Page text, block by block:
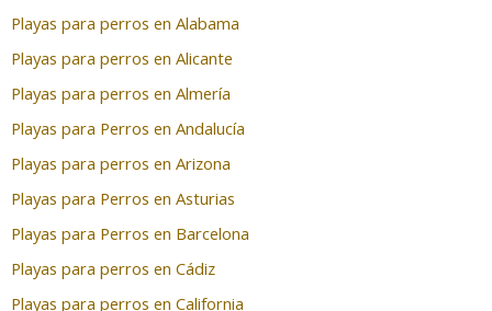
Playas para perros en Alabama
Playas para perros en Alicante
Playas para perros en Almería
Playas para Perros en Andalucía
Playas para perros en Arizona
Playas para Perros en Asturias
Playas para Perros en Barcelona
Playas para perros en Cádiz
Playas para perros en California